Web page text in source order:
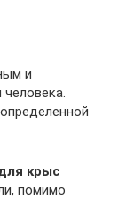
и
крыс
помимо